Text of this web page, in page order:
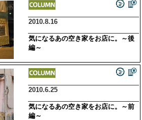
2010.8.16
気になるあの空き家をお店に。～後
編～
2010.6.25
気になるあの空き家をお店に。～前
編～